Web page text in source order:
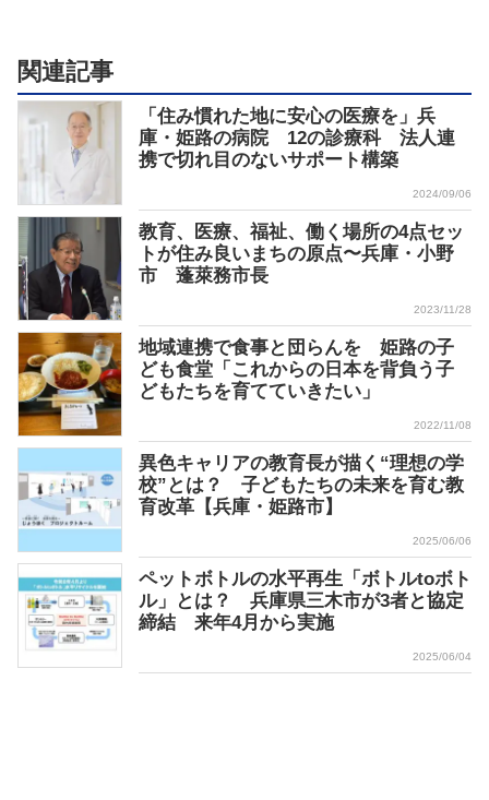
関連記事
「住み慣れた地に安心の医療を」兵
庫・姫路の病院 12の診療科 法人連
携で切れ目のないサポート構築
2024/09/06
教育、医療、福祉、働く場所の4点セッ
トが住み良いまちの原点〜兵庫・小野
市 蓬萊務市長
2023/11/28
地域連携で食事と団らんを 姫路の子
ども食堂「これからの日本を背負う子
どもたちを育てていきたい」
2022/11/08
異色キャリアの教育長が描く“理想の学
校”とは？ 子どもたちの未来を育む教
育改革【兵庫・姫路市】
2025/06/06
ペットボトルの水平再生「ボトルtoボト
ル」とは？ 兵庫県三木市が3者と協定
締結 来年4月から実施
2025/06/04